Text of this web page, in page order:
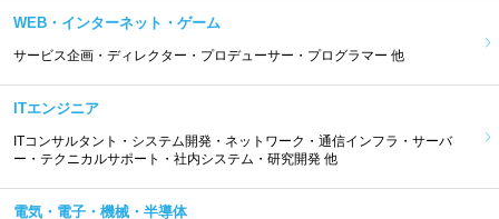
WEB・インターネット・ゲーム
サービス企画・ディレクター・プロデューサー・プログラマー 他
ITエンジニア
ITコンサルタント・システム開発・ネットワーク・通信インフラ・サーバ
ー・テクニカルサポート・社内システム・研究開発 他
電気・電子・機械・半導体